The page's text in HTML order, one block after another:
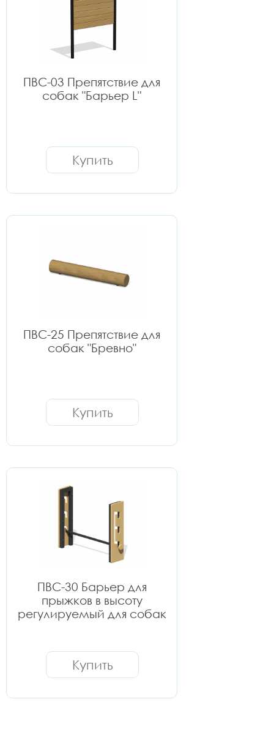
ПВС-03 Препятствие для
собак "Барьер L"
Купить
ПВС-25 Препятствие для
собак "Бревно"
Купить
ПВС-30 Барьер для
прыжков в высоту
регулируемый для собак
Купить